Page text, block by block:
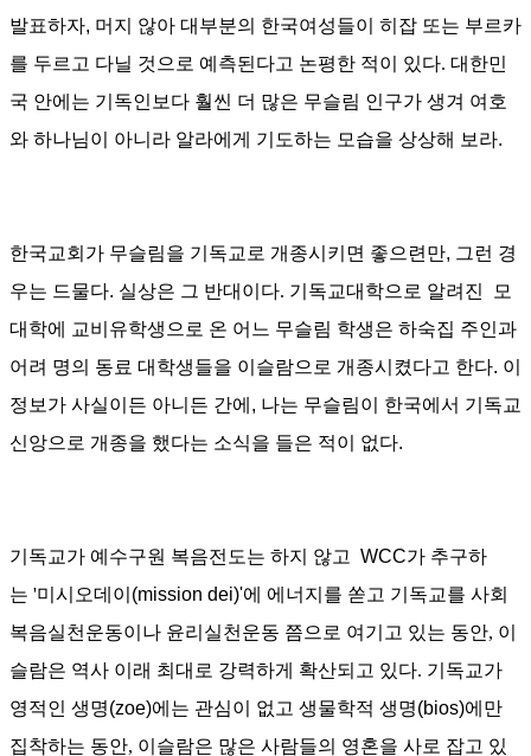
발표하자, 머지
않아 대부분의 한국여성들이 히잡 또는 부르카
를 두르고 다닐 것으로 예측된다고 논평한 적이 있다. 대한민
국 안에는 기독인보다 훨씬 더 많은 무슬림 인구가 생겨 여호
와 하나님이 아니라 알라에게 기도하는 모습을 상상해 보라.
한국교회가 무슬림을 기독교로 개종시키면 좋으련만, 그런 경
우는 드물다. 실상은 그 반대이다. 기독교대학으로 알려진 모
대학에 교비유학생으로 온 어느 무슬림 학생은 하숙집 주인과
어려 명의 동료 대학생들을 이슬람으로 개종시켰다고 한다. 이
정보가 사실이든 아니든 간에, 나는 무슬림이 한국에서 기독교
신앙으로 개종을 했다는 소식을 들은 적이 없다.
기독교가 예수구원 복음전도는 하지 않고 WCC가 추구하
는 '미시오데이 (mission dei)'에 에너지를 쏟고 기독교를 사회
복음실천운동이나 윤리실천운동 쯤으로 여기고 있는 동안, 이
슬람은 역사 이래 최대로 강력하게 확산되고 있다. 기독교가
영적인 생명(zoe)에는 관심이 없고 생물학적 생명(bios)에만
집착하는 동안, 이슬람은 많은 사람들의 영혼을 사로 잡고 있